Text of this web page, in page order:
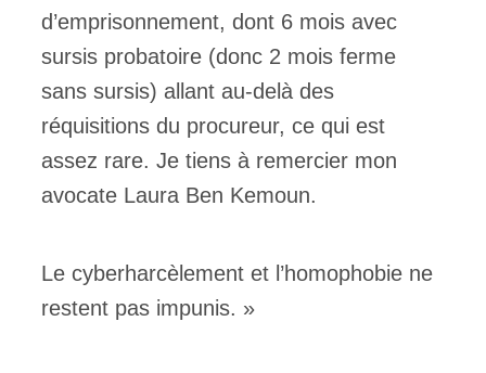
d’emprisonnement, dont 6 mois avec
sursis probatoire (donc 2 mois ferme
sans sursis) allant au-delà des
réquisitions du procureur, ce qui est
assez rare. Je tiens à remercier mon
avocate Laura Ben Kemoun.
Le cyberharcèlement et l’homophobie ne
restent pas impunis. »